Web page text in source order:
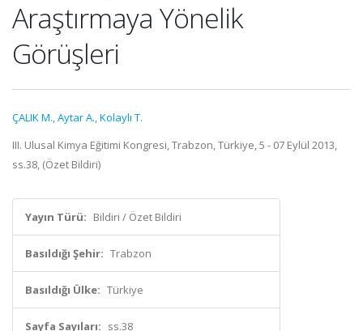
Araştırmaya Yönelik
Görüşleri
ÇALIK M.,Aytar A.,Kolaylı T.
III. Ulusal Kimya Eğitimi Kongresi, Trabzon, Türkiye, 5 - 07 Eylül 2013,
ss.38, (Özet Bildiri)
Yayın Türü: Bildiri / Özet Bildiri
Basıldığı Şehir: Trabzon
Basıldığı Ülke: Türkiye
Sayfa Sayıları: ss.38